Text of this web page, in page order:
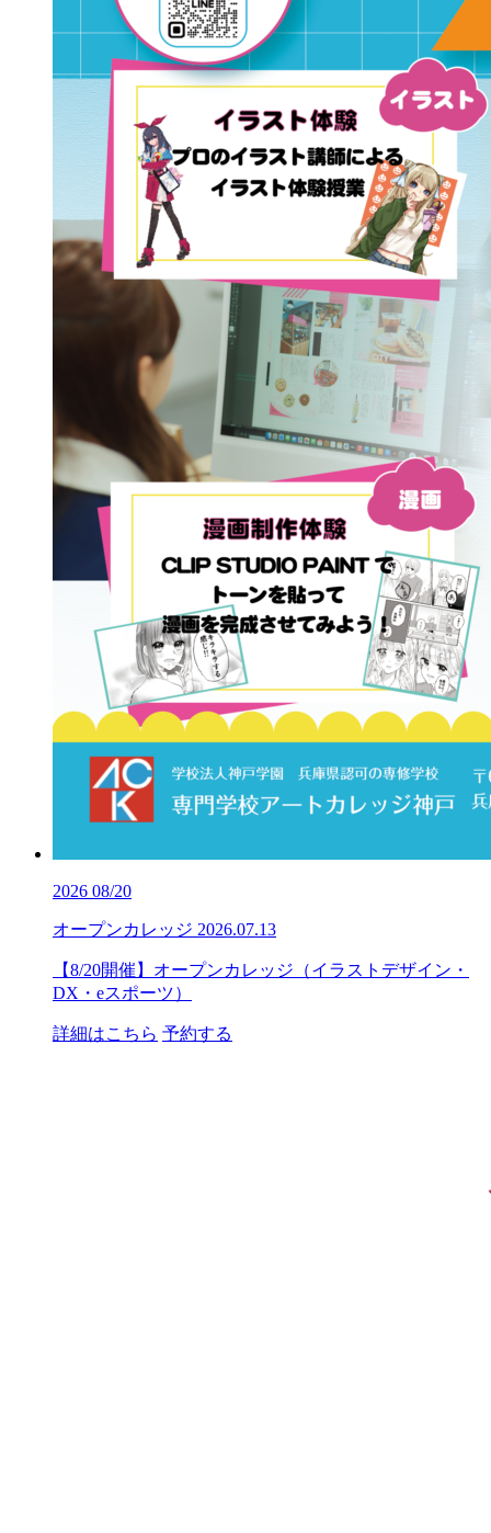
2026 08/20
オープンカレッジ 2026.07.13
【8/20開催】オープンカレッジ（イラストデザイン・
DX・eスポーツ）
詳細はこちら 予約する